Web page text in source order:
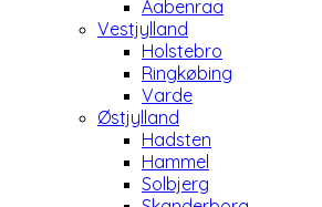
Aabenraa
Vestjylland
Holstebro
Ringkøbing
Varde
Østjylland
Hadsten
Hammel
Solbjerg